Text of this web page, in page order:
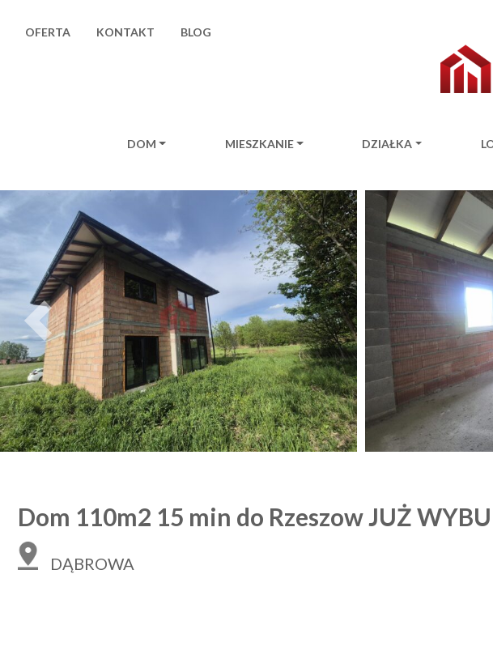
OFERTA KONTAKT BLOG
DOM MIESZKANIE DZIAŁKA
Previous
Dom 110m2 15 min do Rzeszow JUŻ
DĄBROWA